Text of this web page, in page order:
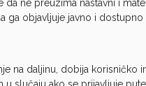
ne preuzima nastavni i
ga objavljuje javno i dostupno
na daljinu, dobija korisničko